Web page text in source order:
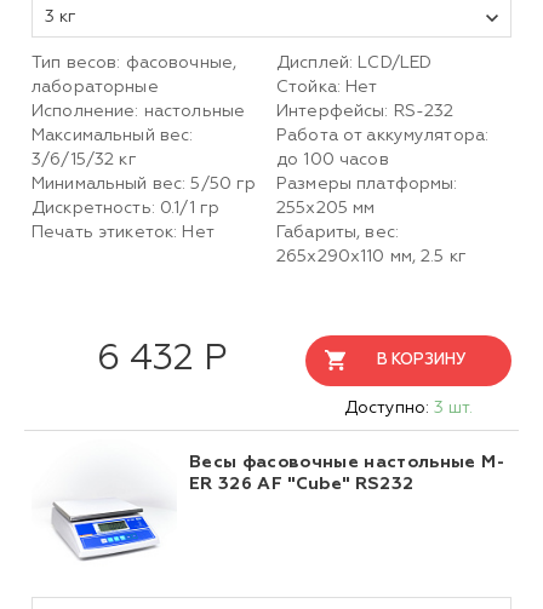
3 кг
Тип весов: фасовочные,
лабораторные
Исполнение: настольные
Максимальный вес:
3/6/15/32 кг
Минимальный вес: 5/50 гр
Дискретность: 0.1/1 гр
Печать этикеток: Нет
Дисплей: LСD/LED
Стойка: Нет
Интерфейсы: RS-232
Работа от аккумулятора:
до 100 часов
Размеры платформы:
255х205 мм
Габариты, вес:
265х290х110 мм, 2.5 кг
6 432 Р В КОРЗИНУ
Доступно: 3 шт.
Весы фасовочные настольные M-
ER 326 AF "Cube" RS232